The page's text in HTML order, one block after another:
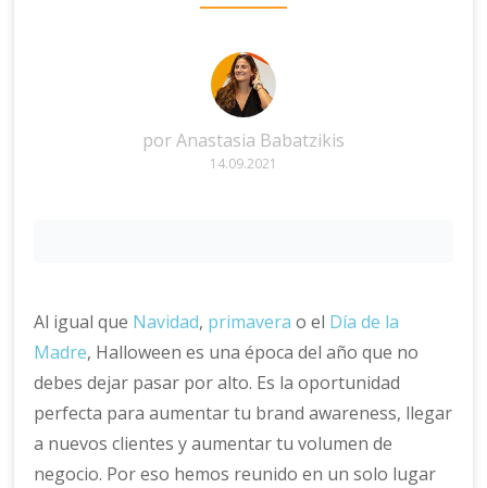
porAnastasia Babatzikis
14.09.2021
Al igual que Navidad, primavera o el Día de la
Madre, Halloween es una época del año que no
debes dejar pasar por alto. Es la oportunidad
perfecta para aumentar tu brand awareness, llegar
a nuevos clientes y aumentar tu volumen de
negocio. Por eso hemos reunido en un solo lugar